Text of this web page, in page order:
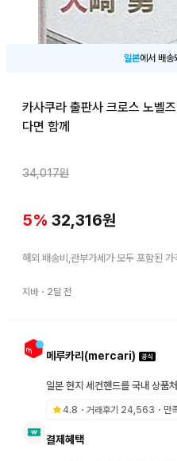
일본에서 배송
카사쿠라 출판사 크로스 노벨
다면 함께
34,017원
5% 32,316원
해외 배송비,관부가세가 모두 포함된 가
지바・ 2달 전
메루카리(mercari)
일본 현지 세컨핸드를 국내 상품
4.8 ・거래후기 24,563 ・만
결제혜택